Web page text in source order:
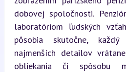
dobovej spoločnosti.
laboratóriom ľudských
pôsobia skutočne,
najmenších detailov
obliekania či spôsobu